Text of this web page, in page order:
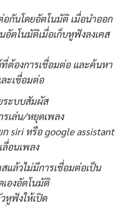
กันโดยอัตโนมัติ เมื่อนำออก
อัตโนมัติเมื่อเก็บหูฟังลงเคส
ต้องการเชื่อมต่อ และค้นหา
ะเชื่อมต่อ
ระบบสัมผัส
รเล่น/หยุดเพลง
ก siri หรือ google assistant
อนเพลง
แล้วไม่มีการเชื่อมต่อเป็น
องอัตโนมัติ
หูฟังให้เปิด